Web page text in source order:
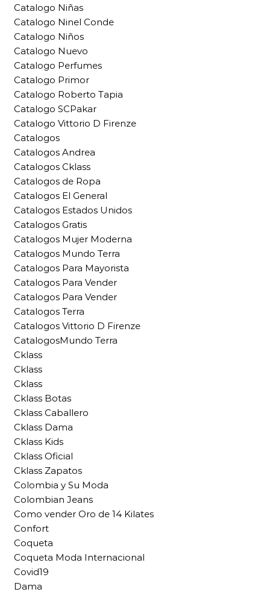
Catalogo Niñas
Catalogo Ninel Conde
Catalogo Niños
Catalogo Nuevo
Catalogo Perfumes
Catalogo Primor
Catalogo Roberto Tapia
Catalogo SCPakar
Catalogo Vittorio D Firenze
Catalogos
Catalogos Andrea
Catalogos Cklass
Catalogos de Ropa
Catalogos El General
Catalogos Estados Unidos
Catalogos Gratis
Catalogos Mujer Moderna
Catalogos Mundo Terra
Catalogos Para Mayorista
Catalogos Para Vender
Catalogos Para Vender
Catalogos Terra
Catalogos Vittorio D Firenze
CatalogosMundo Terra
Cklass
Cklass
Cklass
Cklass Botas
Cklass Caballero
Cklass Dama
Cklass Kids
Cklass Oficial
Cklass Zapatos
Colombia y Su Moda
Colombian Jeans
Como vender Oro de 14 Kilates
Confort
Coqueta
Coqueta Moda Internacional
Covid19
Dama